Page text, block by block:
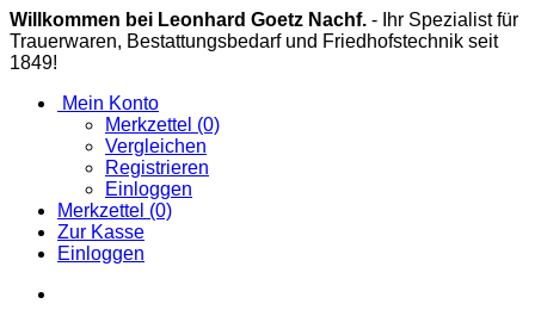
Willkommen bei Leonhard Goetz Nachf. - Ihr Spezialist für
Trauerwaren, Bestattungsbedarf und Friedhofstechnik seit
1849!
Mein Konto
Merkzettel (0)
Vergleichen
Registrieren
Einloggen
Merkzettel (0)
Zur Kasse
Einloggen